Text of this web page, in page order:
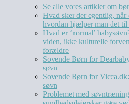
Se alle vores artikler om
Hvad sker der egentlig, når
hvordan hjælper man det til
Hvad er ‘normal’
viden, ikke kulturelle
forældre
Sovende Børn for
søvn
Sovende Børn for
søvn
Problemet med